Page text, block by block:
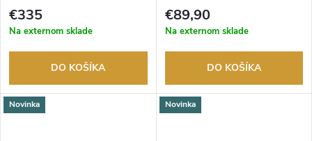
rokov. Až 100 dní na vrátenie
tovaru. Autorizovaný predajca.
€335
Na externom sklade
DO KOŠÍKA
tovaru. Autorizovaný predajca.
€89,90
Na externom sklade
DO KOŠÍKA
Novinka Novinka